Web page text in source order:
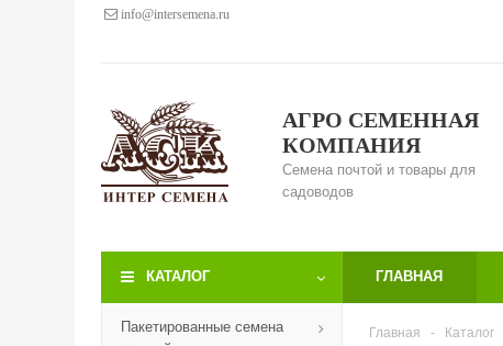
info@intersemena.ru
АГРО СЕМЕННАЯ
КОМПАНИЯ
Семена почтой и товары для
садоводов
КАТАЛОГ ГЛАВНАЯ
Пакетированные семена
Главная - Каталог